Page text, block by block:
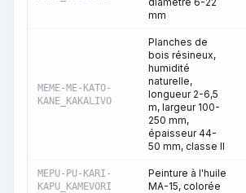
mm
MEME-ME-KATO-
KANE_KAKALIVO
Planches de
bois résineux,
humidité
naturelle,
longueur 2-6,5
m, largeur 100-
250 mm,
épaisseur 44-
50 mm, classe II
MEPU-PU-KARI-
KAPU_KAMEVORI
Peinture à l'huile
MA-15, colorée